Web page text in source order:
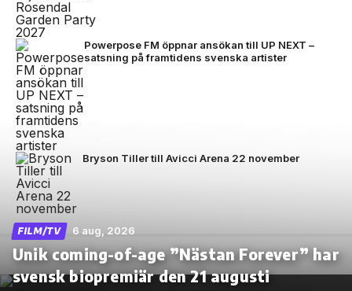
Powerpose FM öppnar ansökan till UP NEXT –
satsning på framtidens svenska artister
Bryson Tiller till Avicci Arena 22 november
FILM/TV 6 aug, 2026
Unik coming-of-age ”Nästan Forever” har
svensk biopremiär den 21 augusti